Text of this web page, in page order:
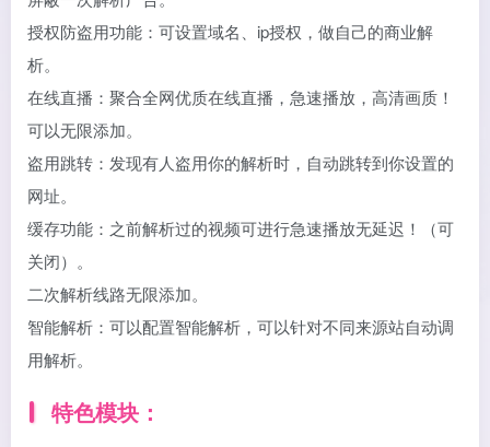
授权防盗用功能：可设置域名、ip授权，做自己的商业解
析。
在线直播：聚合全网优质在线直播，急速播放，高清画质！
可以无限添加。
盗用跳转：发现有人盗用你的解析时，自动跳转到你设置的
网址。
缓存功能：之前解析过的视频可进行急速播放无延迟！（可
关闭）。
二次解析线路无限添加。
智能解析：可以配置智能解析，可以针对不同来源站自动调
用解析。
特色模块：